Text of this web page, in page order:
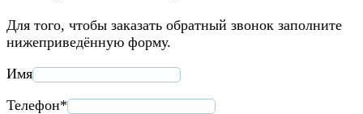
Для того, чтобы заказать обратный звонок заполните
нижеприведённую форму.
Имя
Телефон*